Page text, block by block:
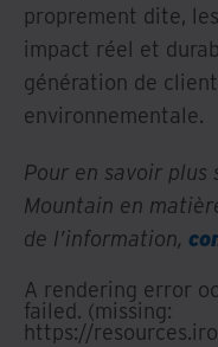
proprement dite,
impact réel et
génération de
environnementale.
Pour en savoir plus
Mountain en
de l’information,
A rendering error
failed. (missing:
https://